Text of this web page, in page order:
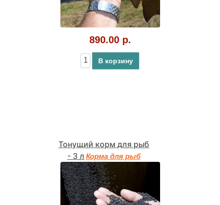
890.00 р.
В корзину
Тонущий корм для рыб
- 3 л Корма для рыб